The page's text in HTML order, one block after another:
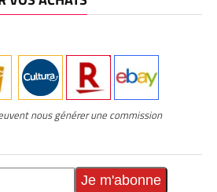
nous générer une commission